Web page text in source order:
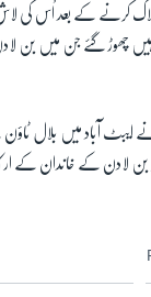
ہلاک کرنے کے بعد اُس کی
نے ایبٹ آباد میں بلال
بن لادن کے خاندان کے